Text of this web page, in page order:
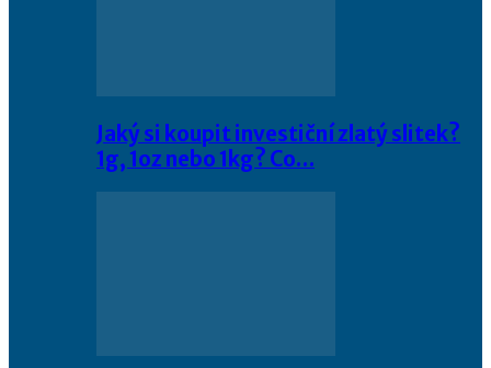
Jaký si koupit investiční zlatý slitek?
1g, 1oz nebo 1kg? Co…